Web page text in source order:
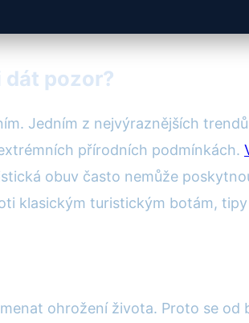
dát pozor?
Jedním z nejvýraznějších
přírodních podmínkách.
obuv často nemůže
klasickým turistickým botám,
ohrožení života. Proto se od